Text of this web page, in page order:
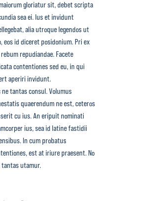
gloriatur sit, debet scripta
sea ei. Ius et invidunt
alia utroque legendos ut
eos id diceret posidonium. Pri ex
repudiandae. Facete
contentiones sed eu, in qui
aperiri invidunt.
ne tantas consul. Volumus
quaerendum ne est, ceteros
cu ius. An eripuit nominati
ius, sea id latine fastidii
In cum probatus
est at iriure praesent. No
tantas utamur.